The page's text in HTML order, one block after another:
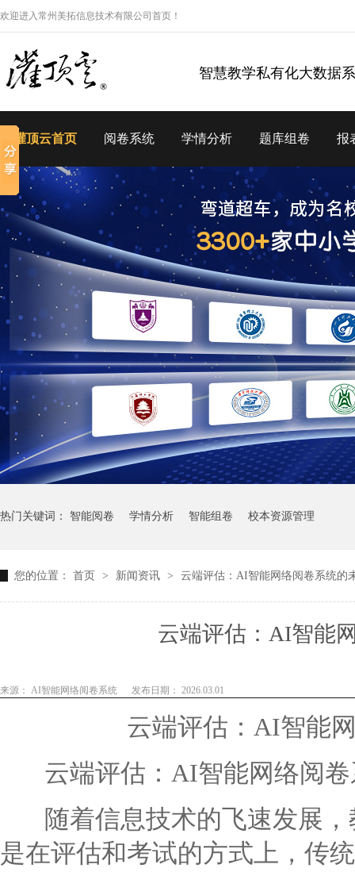
欢迎进入常州美拓信息技术有限公司首页！
智慧教学私有化大数据
灌顶云首页 阅卷系统 学情分析 题库组卷 报
热门关键词： 智能阅卷 学情分析 智能组卷 校本资源管理
您的位置： 首页 > 新闻资讯 > 云端评估：AI智能网络阅卷系统的
云端评估：AI智能
来源： AI智能网络阅卷系统 发布日期： 2026.03.01
云端评估：AI智能
云端评估：AI智能网络阅卷
随着信息技术的飞速发展，
是在评估和考试的方式上，传